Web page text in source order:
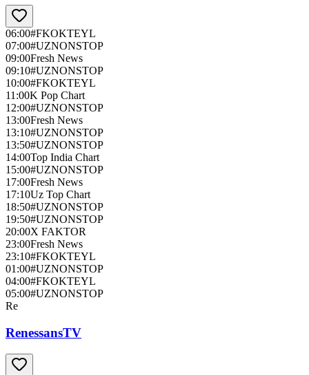
06:00#FKOKTEYL
07:00#UZNONSTOP
09:00Fresh News
09:10#UZNONSTOP
10:00#FKOKTEYL
11:00K Pop Chart
12:00#UZNONSTOP
13:00Fresh News
13:10#UZNONSTOP
13:50#UZNONSTOP
14:00Top India Chart
15:00#UZNONSTOP
17:00Fresh News
17:10Uz Top Chart
18:50#UZNONSTOP
19:50#UZNONSTOP
20:00X FAKTOR
23:00Fresh News
23:10#FKOKTEYL
01:00#UZNONSTOP
04:00#FKOKTEYL
05:00#UZNONSTOP
Re
RenessansTV